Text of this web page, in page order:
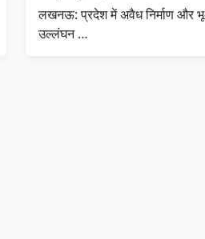
लखनऊ: प्रदेश में अवैध निर्माण और
उल्लंघन …